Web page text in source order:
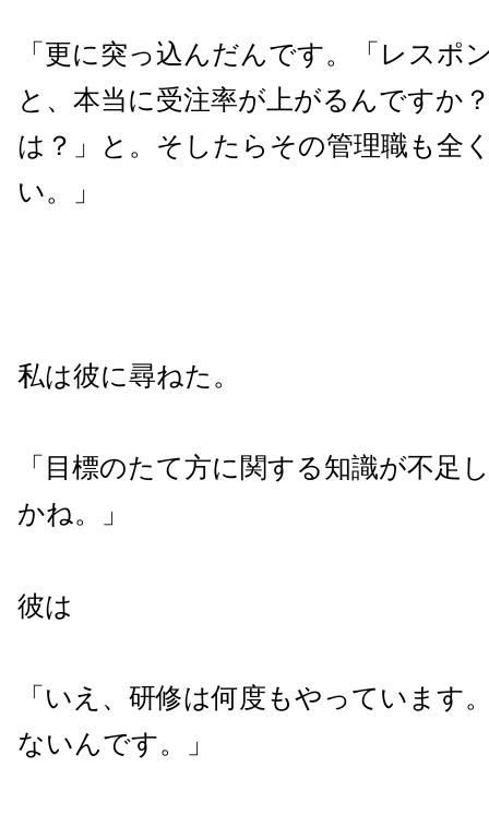
「更に突っ込んだんです。「レスポ
と、本当に受注率が上がるんですか
は？」と。そしたらその管理職も全
い。」
私は彼に尋ねた。
「目標のたて方に関する知識が不足
かね。」
彼は
「いえ、研修は何度もやっています
ないんです。」